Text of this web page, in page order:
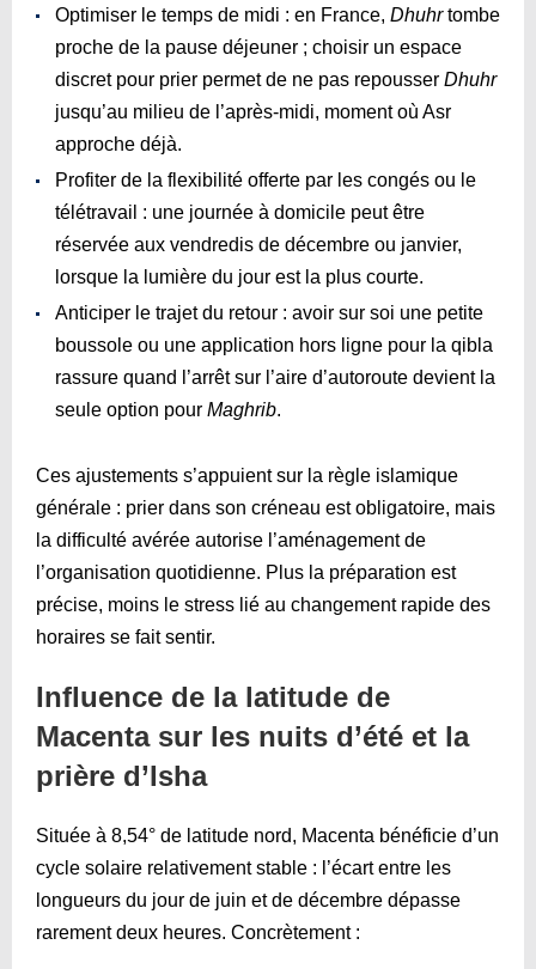
Optimiser le temps de midi : en France, Dhuhrtombe
proche de la pause déjeuner ; choisir un espace
discret pour prier permet de ne pas repousser Dhuhr
jusqu’au milieu de l’après-midi, moment où Asr
approche déjà.
Profiter de la flexibilité offerte par les congés ou le
télétravail : une journée à domicile peut être
réservée aux vendredis de décembre ou janvier,
lorsque la lumière du jour est la plus courte.
Anticiper le trajet du retour : avoir sur soi une petite
boussole ou une application hors ligne pour la qibla
rassure quand l’arrêt sur l’aire d’autoroute devient la
seule option pour Maghrib.
Ces ajustements s’appuient sur la règle islamique
générale : prier dans son créneau est obligatoire, mais
la difficulté avérée autorise l’aménagement de
l’organisation quotidienne. Plus la préparation est
précise, moins le stress lié au changement rapide des
horaires se fait sentir.
Influence de la latitude de
Macenta sur les nuits d’été et la
prière d’Isha
Située à 8,54° de latitude nord, Macenta bénéficie d’un
cycle solaire relativement stable : l’écart entre les
longueurs du jour de juin et de décembre dépasse
rarement deux heures. Concrètement :